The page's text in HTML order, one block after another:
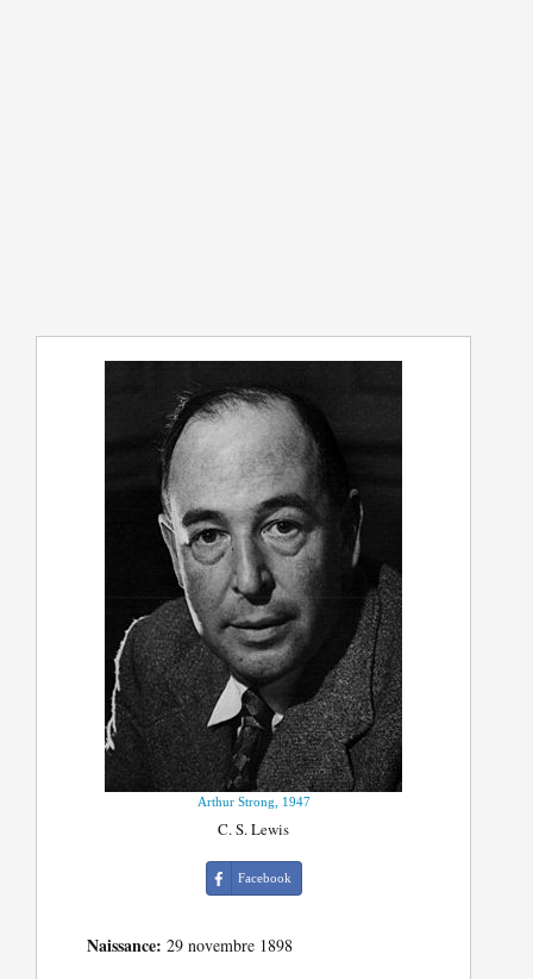
Arthur Strong, 1947
C. S. Lewis
Facebook
Naissance: 29 novembre 1898